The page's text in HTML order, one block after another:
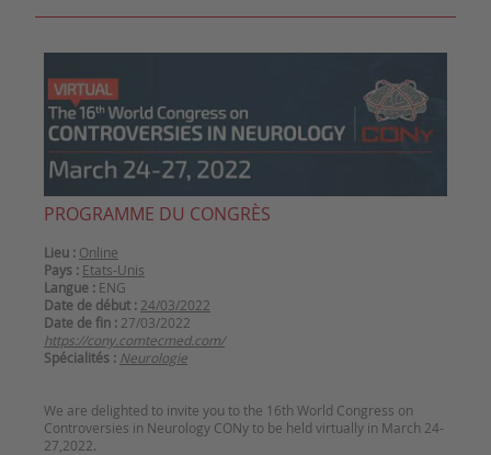
PROGRAMME DU CONGRÈS
Lieu : Online
Pays : Etats-Unis
Langue : ENG
Date de début : 24/03/2022
Date de fin : 27/03/2022
https://cony.comtecmed.com/
Spécialités : Neurologie
We are delighted to invite you to the 16th World Congress on
Controversies in Neurology CONy to be held virtually in March 24-
27,2022.